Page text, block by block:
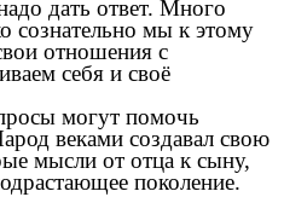
дать ответ. Много
сознательно мы к этому
отношения с
себя и своё
могут помочь
веками создавал свою
мысли от отца к сыну,
поколение.